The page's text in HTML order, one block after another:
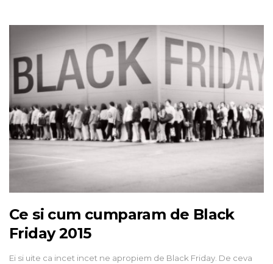
Ce si cum cumparam de Black
Friday 2015
Ei si uite ca incet incet ne apropiem de Black Friday. De ceva